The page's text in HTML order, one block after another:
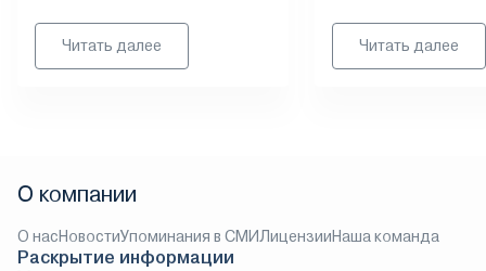
Читать далее Читать далее
О компании
О насНовостиУпоминания в СМИЛицензииНаша команда
Раскрытие информации